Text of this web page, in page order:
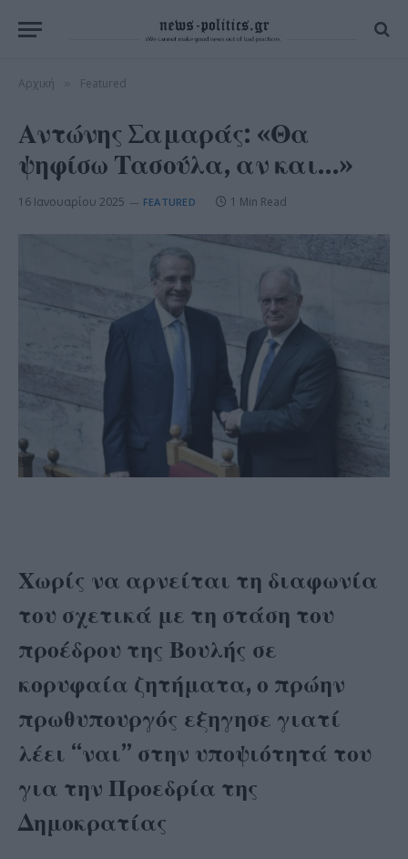
Αρχική Featured
Αντώνης Σαμαράς: «Θα
ψηφίσω Τασούλα, αν και…»
16 Ιανουαρίου 2025 FEATURED 1 Min Read
Χωρίς να αρνείται τη διαφωνία
του σχετικά με τη στάση του
προέδρου της Βουλής σε
κορυφαία ζητήματα, ο πρώην
πρωθυπουργός εξηγησε γιατί
λέει “ναι” στην υποψιότητά του
για την Προεδρία της
Δημοκρατίας